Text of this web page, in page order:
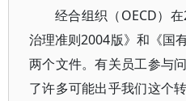
经合组织（OECD）
治理准则2004版》和《国
两个文件。有关员工参与
了许多可能出乎我们这个